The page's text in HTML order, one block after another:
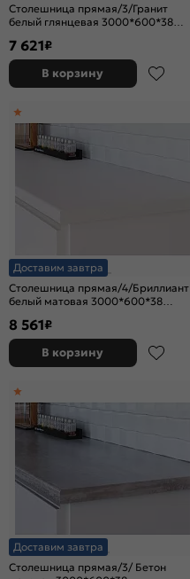
Столешница прямая/3/Гранит
белый глянцевая 3000*600*38
7 621₽
В корзину
Доставим завтра
Столешница прямая/4/Бриллиант
белый матовая 3000*600*38
8 561₽
В корзину
Доставим завтра
Столешница прямая/3/ Бетон